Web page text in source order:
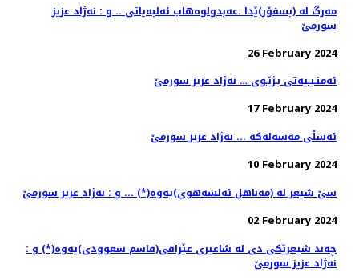
مه‌رگ له‌ (بسفۆر)ێدا .عەبدولوەهاب ئەلبەیاتی .. و : نه‌ژاد عزیز
سورمێ
26 February 2024
ئه‌منـیـیه‌تی بـژێـوی … نه‌ژاد عزیز سورمێ
17 February 2024
ئه‌سڵی مه‌سه‌له‌كه‌ ... نه‌ژاد عزیز سورمێ
10 February 2024
سێ شیعر له‌ (مەناهل ئەلسەهوی)یه‌وه‌(*) ... و : نه‌ژاد عزیز سورمێ
02 February 2024
چه‌ند شیعرێكی دی له‌ شاعیری عێراقی(قاسم سعوودی)یه‌وه‌(*) و :
نه‌ژاد عزیز سورمێ